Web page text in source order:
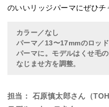
のいいリッジパーマにぜひチ
カラー／なし
パーマ／13〜17mmのロッ
パーマに。モデルはくせ毛
なじませ方を調整。
担当： 石原慎太郎さん（TOH